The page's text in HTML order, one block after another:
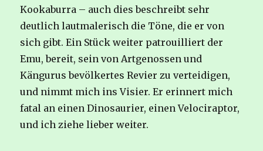
Kookaburra – auch dies beschreibt sehr
deutlich lautmalerisch die Töne, die er von
sich gibt. Ein Stück weiter patrouilliert der
Emu, bereit, sein von Artgenossen und
Kängurus bevölkertes Revier zu verteidigen,
und nimmt mich ins Visier. Er erinnert mich
fatal an einen Dinosaurier, einen Velociraptor,
und ich ziehe lieber weiter.